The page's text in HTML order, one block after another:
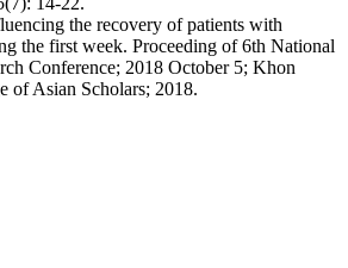
the recovery of patients with
the first week. Proceeding of 6th National
Conference; 2018 October 5; Khon
of Asian Scholars; 2018.